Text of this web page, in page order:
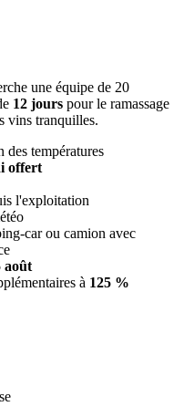
une équipe de 20
12 jours pour le ramassage
vins tranquilles.
des températures
offert
l'exploitation
car ou camion avec
août
à 125 %